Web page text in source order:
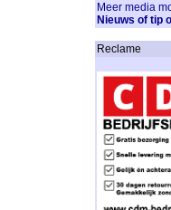
Meer media
Nieuws of tip
Reclame